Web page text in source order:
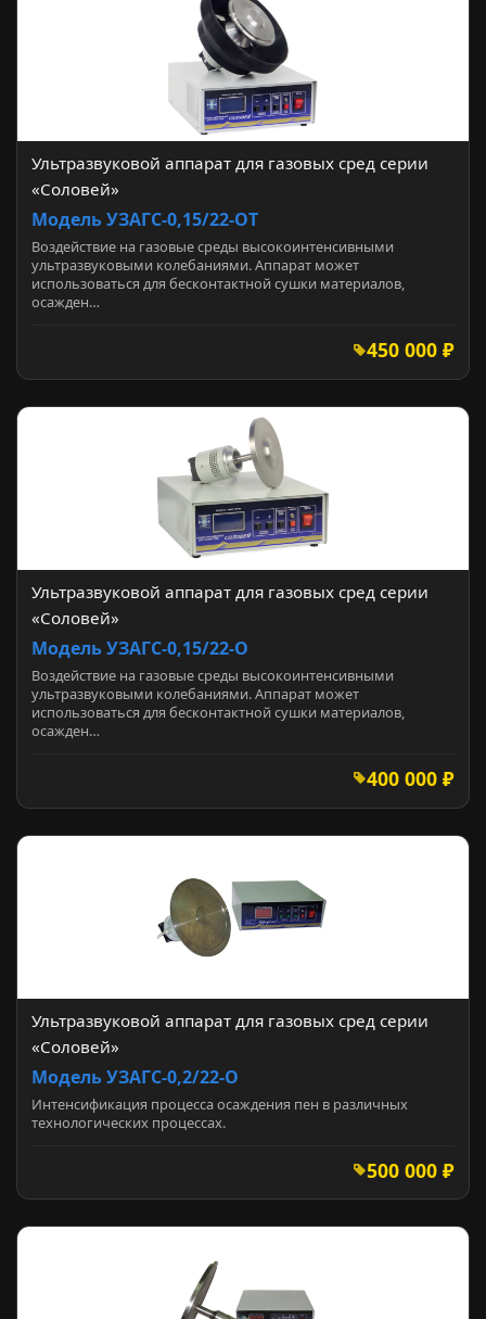
Ультразвуковой аппарат для газовых сред серии
«Соловей»
Модель УЗАГС-0,15/22-ОТ
Воздействие на газовые среды высокоинтенсивными
ультразвуковыми колебаниями. Аппарат может
использоваться для бесконтактной сушки материалов,
осажден…
450 000 ₽
Ультразвуковой аппарат для газовых сред серии
«Соловей»
Модель УЗАГС-0,15/22-О
Воздействие на газовые среды высокоинтенсивными
ультразвуковыми колебаниями. Аппарат может
использоваться для бесконтактной сушки материалов,
осажден…
400 000 ₽
Ультразвуковой аппарат для газовых сред серии
«Соловей»
Модель УЗАГС-0,2/22-О
Интенсификация процесса осаждения пен в различных
технологических процессах.
500 000 ₽